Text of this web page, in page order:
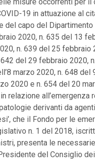
19 in attuazione al
del capo del
2020, n. 635 del 13
n. 639 del 25 febbraio
del 29 febbraio 2020,
marzo 2020, n. 648
2020 e n. 654 del 20
relazione all’emergenza
derivanti da
che il Fondo per le
n. 1 del 2018,
presenta le
del Consiglio